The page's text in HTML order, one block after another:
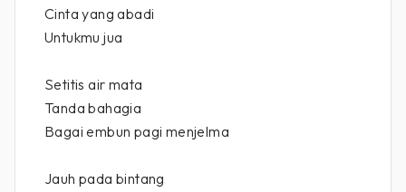
Cinta yang abadi
Untukmu jua
Setitis air mata
Tanda bahagia
Bagai embun pagi menjelma
Jauh pada bintang